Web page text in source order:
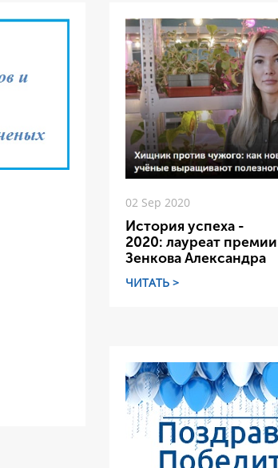
02 Sep 2020
История успеха -
2020: лауреат премии
Зенкова Александра
ЧИТАТЬ >